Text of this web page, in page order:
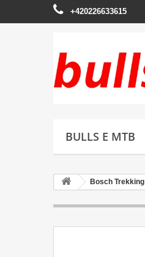
+420226633615
BULLS E MTB
Bosch Trekking